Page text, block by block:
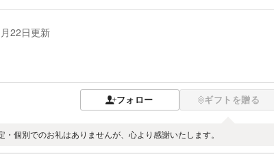
22日更新
フォロー ギフトを贈る
個別でのお礼はありませんが、心より感謝いたします。